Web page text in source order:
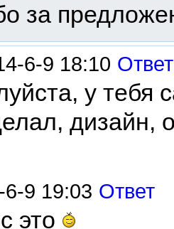
за
6-9 18:10 Ответ
у тебя
дизайн,
6-9 19:03 Ответ
это